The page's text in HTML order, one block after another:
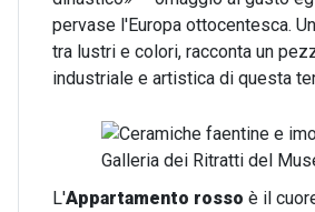
pervase l'Europa ottocentesca.
tra lustri e colori, racconta un
industriale e artistica di questa
L'Appartamento rosso è il